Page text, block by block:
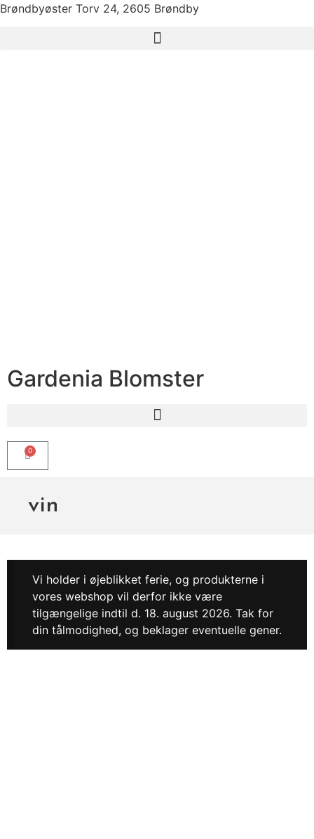
Brøndbyøster Torv 24, 2605 Brøndby
Gardenia Blomster
0
vin
Vi holder i øjeblikket ferie, og produkterne i
vores webshop vil derfor ikke være
tilgængelige indtil d. 18. august 2026. Tak for
din tålmodighed, og beklager eventuelle gener.